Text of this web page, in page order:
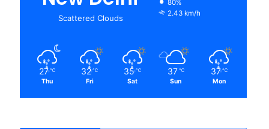
Scattered Clouds
80%
2.43 km/h
27 ℃
Thu
32 ℃
Fri
35 ℃
Sat
37 ℃
Sun
37 ℃
Mon